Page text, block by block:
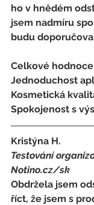
ho v hnědém
jsem nadmíru
budu
Celkové
Jednoduchost
Kosmetická
Spokojenost s
Kristýna H.
Testování
Notino.cz/sk
Obdržela jsem
říct, že jsem s